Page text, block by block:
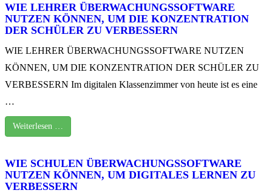
WIE LEHRER ÜBERWACHUNGSSOFTWARE
NUTZEN KÖNNEN, UM DIE KONZENTRATION
DER SCHÜLER ZU VERBESSERN
WIE LEHRER ÜBERWACHUNGSSOFTWARE NUTZEN
KÖNNEN, UM DIE KONZENTRATION DER SCHÜLER ZU
VERBESSERN Im digitalen Klassenzimmer von heute ist es eine
…
Weiterlesen …
WIE SCHULEN ÜBERWACHUNGSSOFTWARE
NUTZEN KÖNNEN, UM DIGITALES LERNEN ZU
VERBESSERN